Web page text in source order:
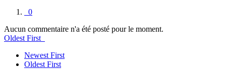
0
Aucun commentaire n'a été posté pour le moment.
Oldest First
Newest First
Oldest First